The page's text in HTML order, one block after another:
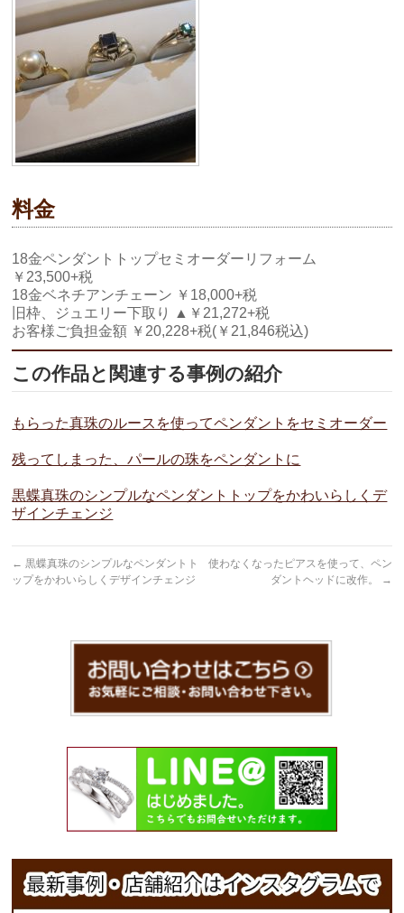
料金
18金ペンダントトップセミオーダーリフォーム
￥23,500+税
18金ベネチアンチェーン ￥18,000+税
旧枠、ジュエリー下取り ▲￥21,272+税
お客様ご負担金額 ￥20,228+税(￥21,846税込)
この作品と関連する事例の紹介
もらった真珠のルースを使ってペンダントをセミオーダー
残ってしまった、パールの珠をペンダントに
黒蝶真珠のシンプルなペンダントトップをかわいらしくデ
ザインチェンジ
← 黒蝶真珠のシンプルなペンダントト
ップをかわいらしくデザインチェンジ
使わなくなったピアスを使って、ペン
ダントヘッドに改作。
→